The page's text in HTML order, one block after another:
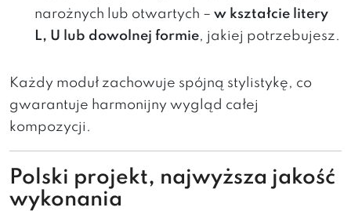
narożnych
lub otwartych – w kształcie litery
L, U lub dowolnej formie, jakiej potrzebujesz.
Każdy moduł zachowuje spójną stylistykę, co
gwarantuje harmonijny wygląd całej
kompozycji.
Polski projekt, najwyższa jakość
wykonania